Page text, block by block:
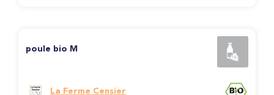
poule bio M
La Ferme Censier